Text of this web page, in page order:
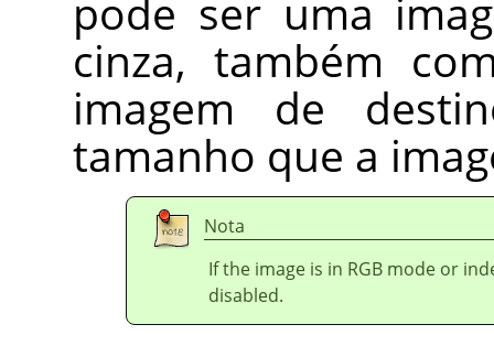
pode ser uma
cinza, também
imagem de
tamanho que a
Nota
If the image is in RGB mode or
disabled.